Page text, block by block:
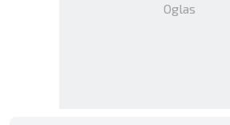
Oglas